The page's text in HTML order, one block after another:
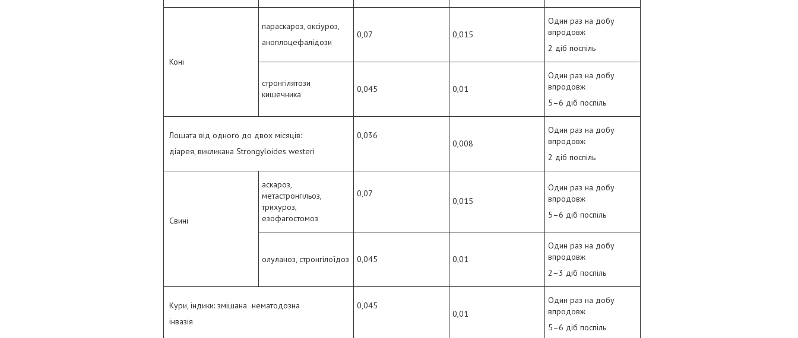
Коні
параскароз, оксіуроз,
аноплоцефалідози
0,07 0,015
Один раз на добу
впродовж
2 діб поспіль
стронгілятози
кишечника
0,045 0,01
Один раз на добу
впродовж
5–6 діб поспіль
Лошата від одного до двох місяців:
діарея, викликана Strongyloides westeri
0,036
0,008
Один раз на добу
впродовж
2 діб поспіль
Свині
аскароз,
метастронгільоз,
трихуроз,
езофагостомоз
0,07
0,015
Один раз на добу
впродовж
5–6 діб поспіль
олуланоз, стронгілоїдоз 0,045 0,01
Один раз на добу
впродовж
2–3 діб поспіль
Кури, індики: змішана нематодозна
інвазія
0,045
0,01
Один раз на добу
впродовж
5–6 діб поспіль